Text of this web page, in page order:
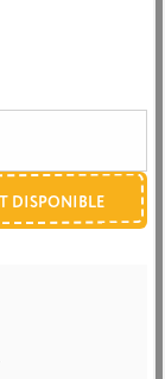
DISPONIBLE